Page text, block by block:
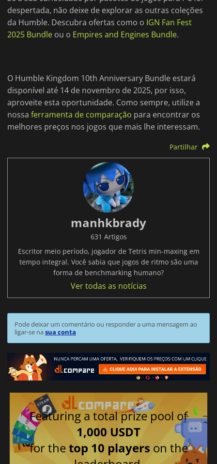
despertada, não deixe de explorar as outras coleções
da Humble. Descubra ofertas como o IGN Fan Fest
2025 Bundle ou o Empires and Engines Bundle.
O Humble Kingdom 10th Anniversary Bundle estará
disponível até 14 de novembro de 2025, por isso,
aproveite esta oportunidade. Como sempre, utilize a
nossa ferramenta de comparação para encontrar os
melhores preços nos jogos que mais lhe interessam.
Partilhar
manhkbrady
631 Artigos
Escritor meio período, jogador de Tetris min-maxing em
tempo integral. Você sabia que jogos de ritmo são uma
forma de benchmarking humano?
Ver todas as notícias
Pode deixar um comentário ou responder a uma mensagem ao
ligar-se nasua conta
Featuring a total prize pool of
1,000 USDT
for thetop 10 players on the